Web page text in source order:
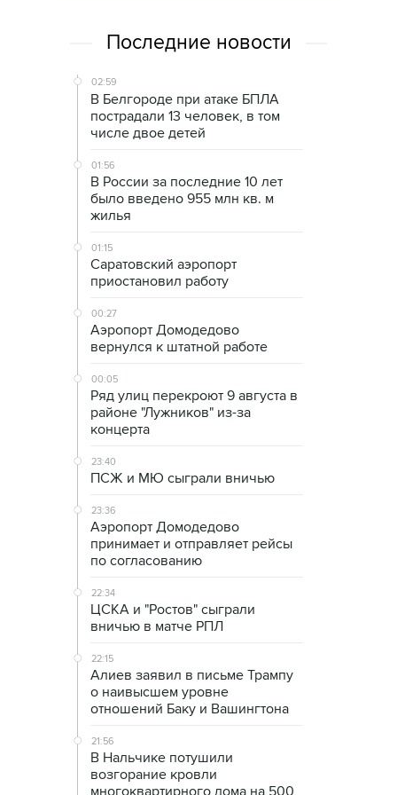
Последние новости
02:59
В Белгороде при атаке БПЛА
пострадали 13 человек, в том
числе двое детей
01:56
В России за последние 10 лет
было введено 955 млн кв. м
жилья
01:15
Саратовский аэропорт
приостановил работу
00:27
Аэропорт Домодедово
вернулся к штатной работе
00:05
Ряд улиц перекроют 9 августа в
районе "Лужников" из-за
концерта
23:40
ПСЖ и МЮ сыграли вничью
23:36
Аэропорт Домодедово
принимает и отправляет рейсы
по согласованию
22:34
ЦСКА и "Ростов" сыграли
вничью в матче РПЛ
22:15
Алиев заявил в письме Трампу
о наивысшем уровне
отношений Баку и Вашингтона
21:56
В Нальчике потушили
возгорание кровли
многоквартирного дома на 500